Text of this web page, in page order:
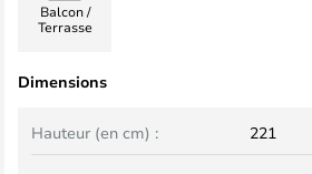
Balcon /
Terrasse
Dimensions
Hauteur (en cm) : 221